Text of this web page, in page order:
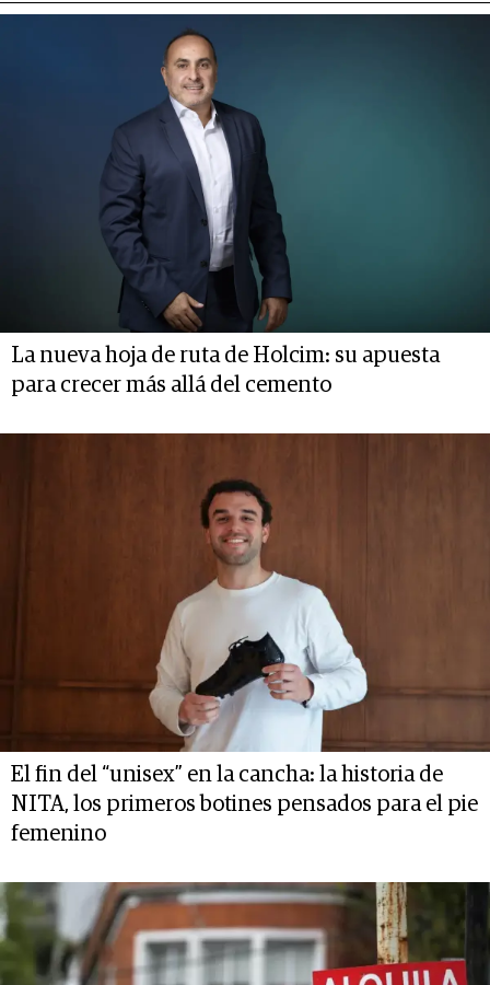
La nueva hoja de ruta de Holcim: su apuesta
para crecer más allá del cemento
El fin del “unisex” en la cancha: la historia de
NITA, los primeros botines pensados para el pie
femenino